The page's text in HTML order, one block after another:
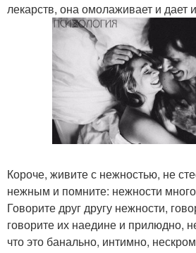
лекарств, она омолаживает и дает
Короче, живите с нежностью, не
нежным и помните: нежности
Говорите друг другу нежности,
говорите их наедине и прилюдно,
что это банально, интимно,